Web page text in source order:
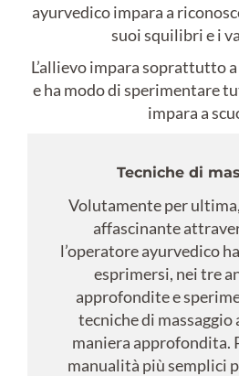
ayurvedico impara a
suoi squilibri e i
L’allievo impara soprattutto
e ha modo di sperimentare
impara a
Tecniche di
Volutamente per
affascinante
l’operatore ayurvedico
esprimersi, nei tre
approfondite e
tecniche di massaggio
maniera approfondita.
manualità più semplici